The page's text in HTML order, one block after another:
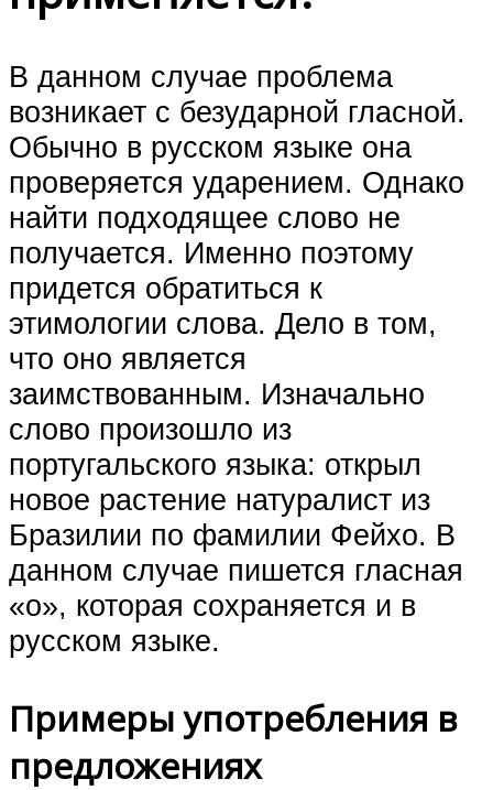
В данном случае проблема
возникает с безударной гласной.
Обычно в русском языке она
проверяется ударением. Однако
найти подходящее слово не
получается. Именно поэтому
придется обратиться к
этимологии слова. Дело в том,
что оно является
заимствованным. Изначально
слово произошло из
португальского языка: открыл
новое растение натуралист из
Бразилии по фамилии Фейхо. В
данном случае пишется гласная
«о», которая сохраняется и в
русском языке.
Примеры употребления в
предложениях